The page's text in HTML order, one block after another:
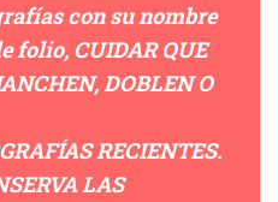
con sunombre
folio, CUIDAR QUE
DOBLEN O
RECIENTES.
LAS